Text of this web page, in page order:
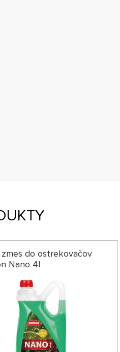
do ostrekovačov
Nano 4l